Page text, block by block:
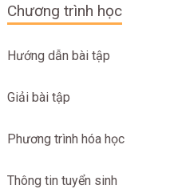
Chương trình học
Hướng dẫn bài tập
Giải bài tập
Phương trình hóa học
Thông tin tuyển sinh